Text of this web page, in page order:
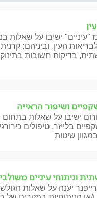
"עיניים" ישיבו על שאלות
העין, וביניהם:
בדיקות חשובות
ושיפור הראייה
ישיבו על שאלות
בלייזר, טיפולים
וניתוחי עיניים
יענה על שאלות